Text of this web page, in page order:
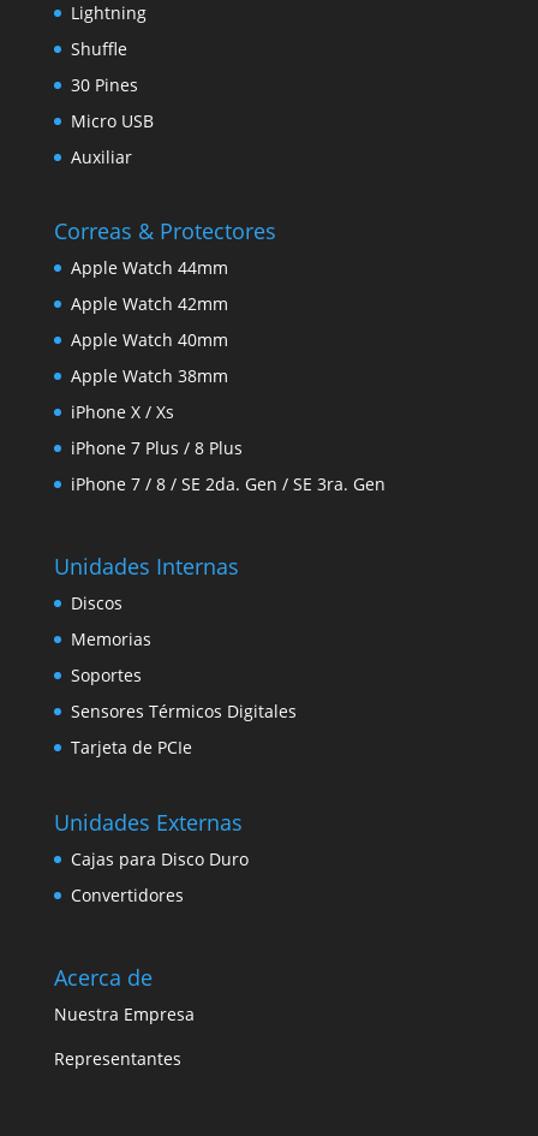
Lightning
Shuffle
30 Pines
Micro USB
Auxiliar
Correas & Protectores
Apple Watch 44mm
Apple Watch 42mm
Apple Watch 40mm
Apple Watch 38mm
iPhone X / Xs
iPhone 7 Plus / 8 Plus
iPhone 7 / 8 / SE 2da. Gen / SE 3ra. Gen
Unidades Internas
Discos
Memorias
Soportes
Sensores Térmicos Digitales
Tarjeta de PCIe
Unidades Externas
Cajas para Disco Duro
Convertidores
Acerca de
Nuestra Empresa
Representantes